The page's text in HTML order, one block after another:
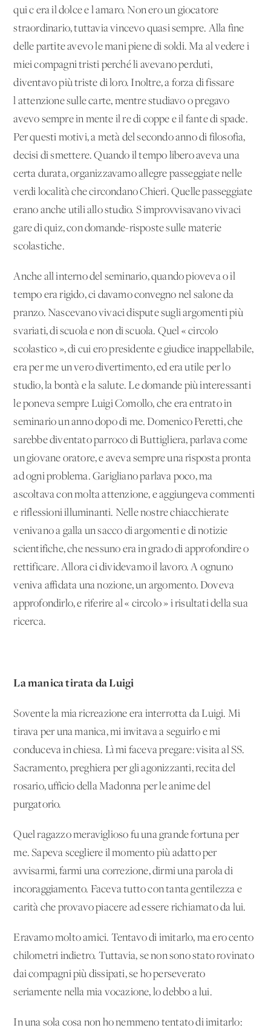
qui c'era il dolce e l'amaro. Non ero un giocatore
straordinario, tuttavia vincevo quasi sempre. Alla fine
delle partite avevo le mani piene di soldi. Ma al vedere i
miei compagni tristi perché li avevano perduti,
diventavo più triste di loro. Inoltre, a forza di fissare
l'attenzione sulle carte, mentre studiavo o pregavo
avevo sempre in mente il re di coppe e il fante di spade.
Per questi motivi, a metà del secondo anno di filosofia,
decisi di smettere. Quando il tempo libero aveva una
certa durata, organizzavamo allegre passeggiate nelle
verdi località che circondano Chieri. Quelle passeggiate
erano anche utili allo studio. S'improvvisavano vivaci
gare di quiz, con domande-risposte sulle materie
scolastiche.
Anche all'interno del seminario, quando pioveva o il
tempo era rigido, ci davamo convegno nel salone da
pranzo. Nascevano vivaci dispute sugli argomenti più
svariati, di scuola e non di scuola. Quel « circolo
scolastico », di cui ero presidente e giudice inappellabile,
era per me un vero divertimento, ed era utile per lo
studio, la bontà e la salute. Le domande più interessanti
le poneva sempre Luigi Comollo, che era entrato in
seminario un anno dopo di me. Domenico Peretti, che
sarebbe diventato parroco di Buttigliera, parlava come
un giovane oratore, e aveva sempre una risposta pronta
ad ogni problema. Garigliano parlava poco, ma
ascoltava con molta attenzione, e aggiungeva commenti
e riflessioni illuminanti. Nelle nostre chiacchierate
venivano a galla un sacco di argomenti e di notizie
scientifiche, che nessuno era in grado di approfondire o
rettificare. Allora ci dividevamo il lavoro. A ognuno
veniva affidata una nozione, un argomento. Doveva
approfondirlo, e riferire al « circolo » i risultati della sua
ricerca.
La manica tirata da Luigi
Sovente la mia ricreazione era interrotta da Luigi. Mi
tirava per una manica, mi invitava a seguirlo e mi
conduceva in chiesa. Lì mi faceva pregare: visita al SS.
Sacramento, preghiera per gli agonizzanti, recita del
rosario, ufficio della Madonna per le anime del
purgatorio.
Quel ragazzo meraviglioso fu una grande fortuna per
me. Sapeva scegliere il momento più adatto per
avvisarmi, farmi una correzione, dirmi una parola di
incoraggiamento. Faceva tutto con tanta gentilezza e
carità che provavo piacere ad essere richiamato da lui.
Eravamo molto amici. Tentavo di imitarlo, ma ero cento
chilometri indietro. Tuttavia, se non sono stato rovinato
dai compagni più dissipati, se ho perseverato
seriamente nella mia vocazione, lo debbo a lui.
In una sola cosa non ho nemmeno tentato di imitarlo: